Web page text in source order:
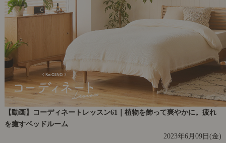
【動画】コーディネートレッスン61｜植物を飾って爽やかに。疲れ
を癒すベッドルーム
2023年6月09日(金)